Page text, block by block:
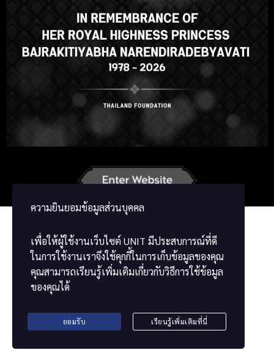
ENROLL COURSE
ความยินยอมข้อมูลส่วนบุคคล
เพื่อให้ผู้ใช้งานเว็บไซต์ UNIT มีประสบการณ์ที่ดี
ในการใช้งานเราจึงใช้คุกกี้ในการเก็บข้อมูลของคุณ
คุณสามารถเรียนรู้เพิ่มเติมเกี่ยวกับวิธีการใช้ข้อมูล
ของคุณได้
ยอมรับ เรียนรู้เพิ่มเติมที่นี่
Select your language
English ภาษาไทย
Korean Japanese
Vietnamese
ພາສາລາວ